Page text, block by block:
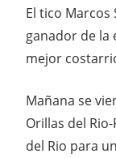
El tico Marcos
ganador de la
mejor
Mañana se
Orillas del
del Rio para